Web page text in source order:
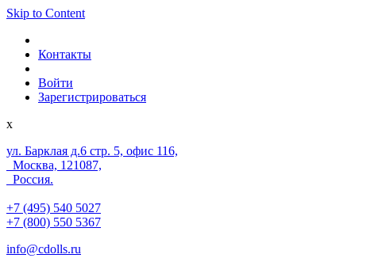
Skip to Content
Контакты
Войти
Зарегистрироваться
x
ул. Барклая д.6 стр. 5, офис 116,
Москва, 121087,
Россия.
+7 (495) 540 5027
+7 (800) 550 5367
info@cdolls.ru